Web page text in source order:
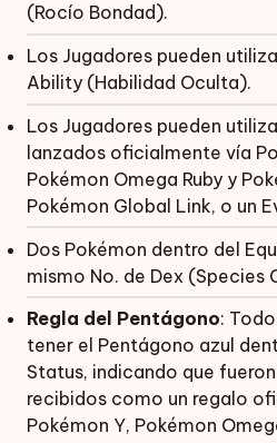
(Rocío Bondad).
Los Jugadores pueden
Ability (Habilidad Oculta).
Los Jugadores pueden
lanzados oficialmente vía
Pokémon Omega Ruby y
Pokémon Global Link, o un
Dos Pokémon dentro del
mismo No. de Dex (Species
Regla del Pentágono:
tener el Pentágono azul
Status, indicando que
recibidos como un regalo
Pokémon Y, Pokémon